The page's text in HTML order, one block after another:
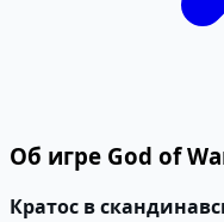
Об игре God of
Кратос в